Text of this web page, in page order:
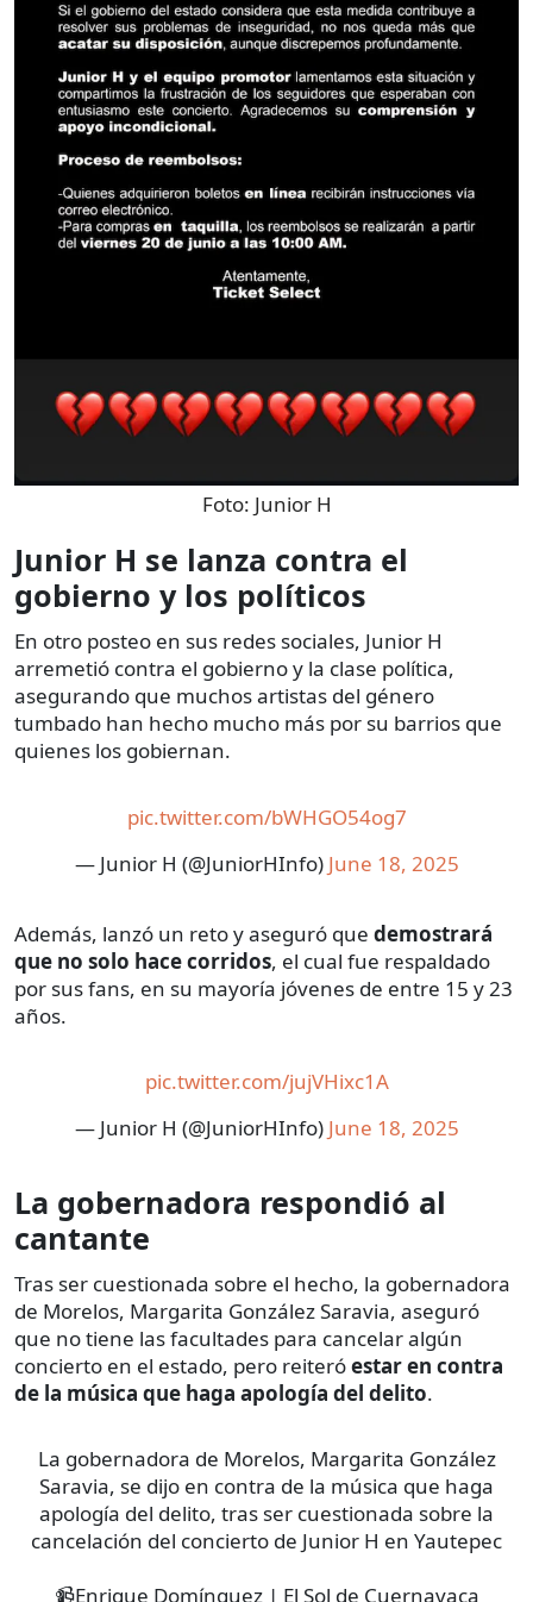
Foto: Junior H
Junior H se lanza contra el
gobierno y los políticos
En otro posteo en sus redes sociales, Junior H
arremetió contra el gobierno y la clase política,
asegurando que muchos artistas del género
tumbado han hecho mucho más por su barrios que
quienes los gobiernan.
pic.twitter.com/bWHGO54og7
— Junior H (@JuniorHInfo) June 18, 2025
Además, lanzó un reto y aseguró que demostrará
que no solo hace corridos, el cual fue respaldado
por sus fans, en su mayoría jóvenes de entre 15 y 23
años.
pic.twitter.com/jujVHixc1A
— Junior H (@JuniorHInfo) June 18, 2025
La gobernadora respondió al
cantante
Tras ser cuestionada sobre el hecho, la gobernadora
de Morelos, Margarita González Saravia, aseguró
que no tiene las facultades para cancelar algún
concierto en el estado, pero reiteróestar en contra
de la música que haga apología del delito.
La gobernadora de Morelos, Margarita González
Saravia, se dijo en contra de la música que haga
apología del delito, tras ser cuestionada sobre la
cancelación del concierto de Junior H en Yautepec
📹Enrique Domínguez | El Sol de Cuernavaca